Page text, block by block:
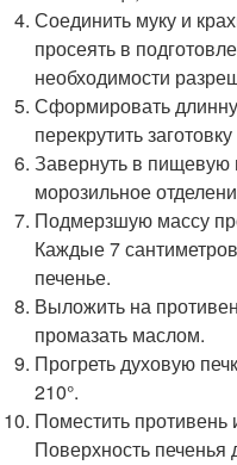
Соединить муку и
просеять в
необходимости
Сформировать
перекрутить
Завернуть в пищевую
морозильное
Подмерзшую массу
Каждые 7
печенье.
Выложить на
промазать маслом.
Прогреть духовую
210°.
Поместить противень
Поверхность печенья